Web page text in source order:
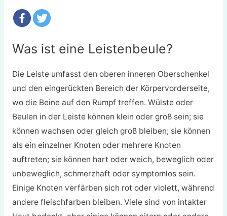
Was ist eine Leistenbeule?
Die Leiste umfasst den oberen inneren Oberschenkel
und den eingerückten Bereich der Körpervorderseite,
wo die Beine auf den Rumpf treffen. Wülste oder
Beulen in der Leiste können klein oder groß sein; sie
können wachsen oder gleich groß bleiben; sie können
als ein einzelner Knoten oder mehrere Knoten
auftreten; sie können hart oder weich, beweglich oder
unbeweglich, schmerzhaft oder symptomlos sein.
Einige Knoten verfärben sich rot oder violett, während
andere fleischfarben bleiben. Viele sind von intakter